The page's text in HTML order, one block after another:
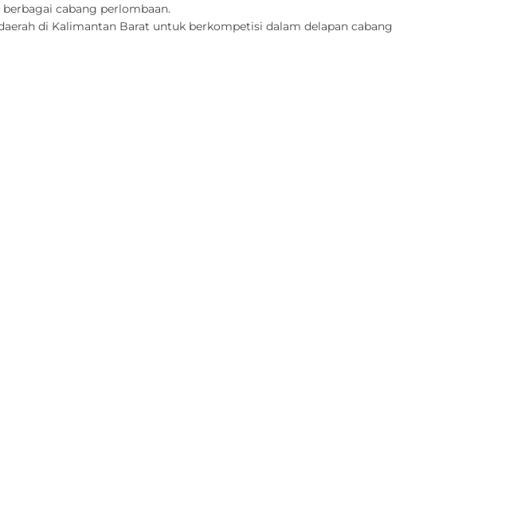
cabang perlombaan.
di Kalimantan Barat untuk berkompetisi dalam delapan cabang